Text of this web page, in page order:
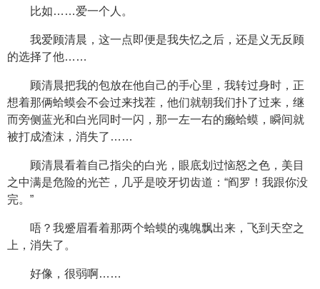
比如……爱一个人。
我爱顾清晨，这一点即便是我失忆之后，还是义无反顾
的选择了他……
顾清晨把我的包放在他自己的手心里，我转过身时，正
想着那俩蛤蟆会不会过来找茬，他们就朝我们扑了过来，继
而旁侧蓝光和白光同时一闪，那一左一右的癞蛤蟆，瞬间就
被打成渣沫，消失了……
顾清晨看着自己指尖的白光，眼底划过恼怒之色，美目
之中满是危险的光芒，几乎是咬牙切齿道：“阎罗！我跟你没
完。”
唔？我蹙眉看着那两个蛤蟆的魂魄飘出来，飞到天空之
上，消失了。
好像，很弱啊……